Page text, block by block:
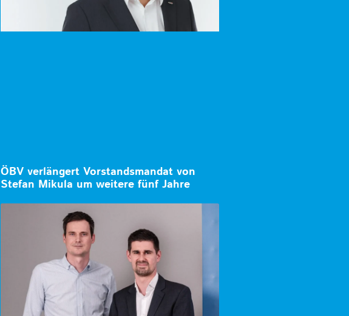
ÖBV verlängert Vorstandsmandat von
Stefan Mikula um weitere fünf Jahre